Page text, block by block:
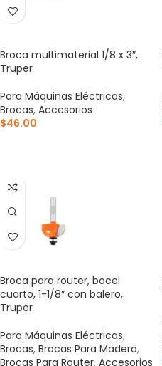
Broca multimaterial 1/8 x 3″,
Truper
Para Máquinas Eléctricas,
Brocas, Accesorios
$46.00
Broca para router, bocel
cuarto, 1-1/8″ con balero,
Truper
Para Máquinas Eléctricas,
Brocas, Brocas Para Madera,
Brocas Para Router, Accesorios